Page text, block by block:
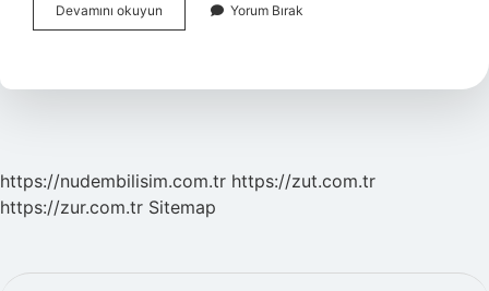
Devamını okuyun Çekirdeksiz
Mandalina
Yorum Bırak
https://nudembilisim.com.tr https://zut.com.tr
https://zur.com.tr Sitemap